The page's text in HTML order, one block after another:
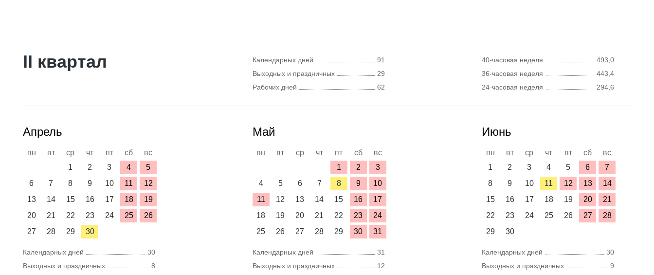
II квартал Календарных дней
91
Выходных и праздничных
29
Рабочих дней
62
40-часовая неделя
493,0
36-часовая неделя
443,4
24-часовая неделя
294,6
Апрель
пн вт ср чт пт сб
вс
1
2 3 4
5
6
7 8 9 10 11
12
13
14 15 16 17 18
19
20
21 22 23 24 25
26
27
28 29 30
Календарных дней
30
Выходных и праздничных
8
Май
пн вт ср чт пт сб
вс
1
2
3
4
5 6 7 8 9
10
11
12 13 14 15 16
17
18
19 20 21 22 23
24
25
26 27 28 29 30 31
Календарных дней
31
Выходных и праздничных
12
Июнь
пн вт ср чт пт сб
вс
1
2 3 4 5 6
7
8
9 10 11 12 13
14
15
16 17 18 19 20
21
22
23 24 25 26 27
28
29
30
Календарных дней
30
Выходных и праздничных
9